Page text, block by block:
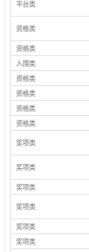
平台类
资格类
资格类
入围类
资格类
资格类
资格类
资格类
奖项类
奖项类
奖项类
奖项类
奖项类
奖项类